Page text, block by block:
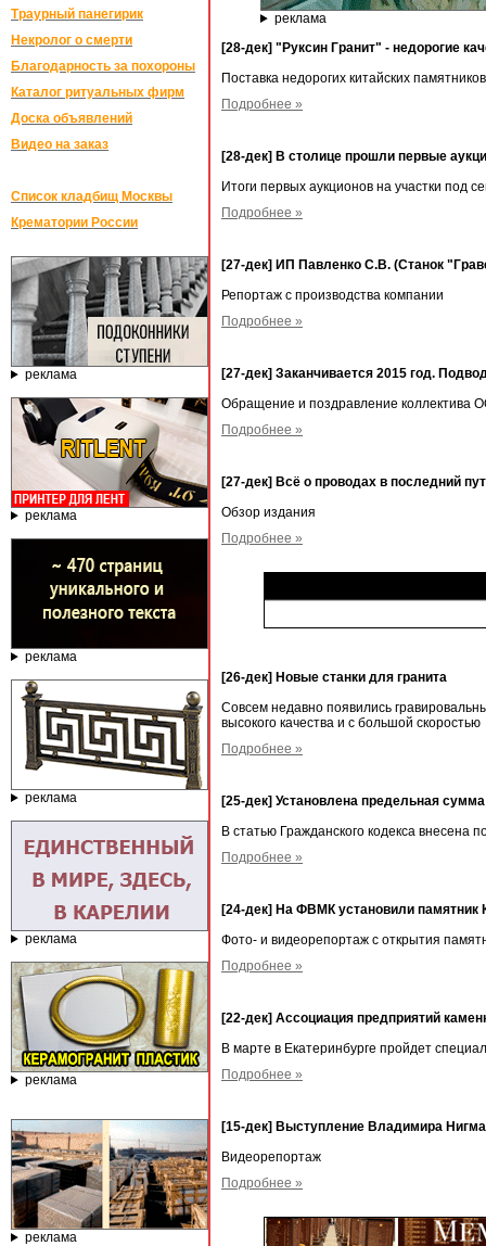
Траурный панегирик
Некролог о смерти
Благодарность за похороны
Каталог ритуальных фирм
Доска объявлений
Видео на заказ
Список кладбищ Москвы
Крематории России
реклама
реклама
реклама
реклама
реклама
реклама
реклама
реклама
[28-дек] "Руксин Гранит" - недорогие
Поставка недорогих китайских
Подробнее »
[28-дек] В столице прошли первые
Итоги первых аукционов на участки под
Подробнее »
[27-дек] ИП Павленко С.В. (Станок
Репортаж с производства компании
Подробнее »
[27-дек] Заканчивается 2015 год.
Обращение и поздравление коллектива
Подробнее »
[27-дек] Всё о проводах в последний
Обзор издания
Подробнее »
[26-дек] Новые станки для гранита
Совсем недавно появились
высокого качества и с большой скоростью
Подробнее »
[25-дек] Установлена предельная
В статью Гражданского кодекса
Подробнее »
[24-дек] На ФВМК установили
Фото- и видеорепортаж с открытия
Подробнее »
[22-дек] Ассоциация предприятий
В марте в Екатеринбурге пройдет
Подробнее »
[15-дек] Выступление Владимира
Видеорепортаж
Подробнее »